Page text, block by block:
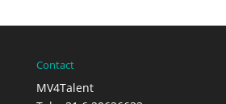
Contact
MV4Talent